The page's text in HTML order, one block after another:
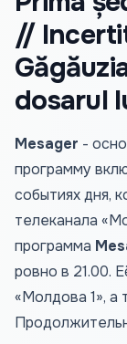
//
dosarul
Mesager -
программу
событиях дня,
телеканала
программа
ровно в 21.00.
«Молдова 1», а